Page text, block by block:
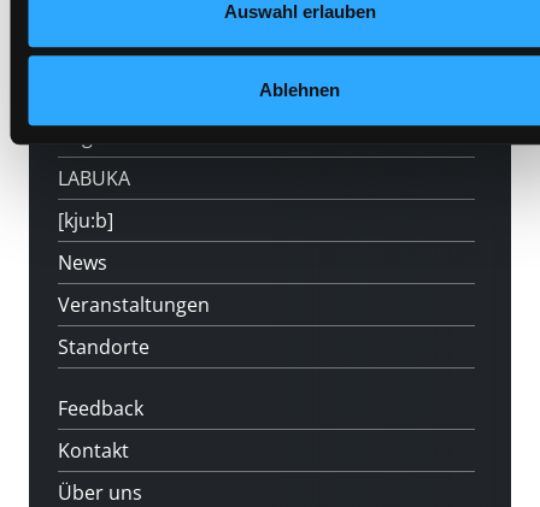
Auswahl erlauben
Ablehnen
Hotline (Mo-Fr 9 bis 17 Uhr): 0316 872-
Angebote
LABUKA
[kju:b]
News
Veranstaltungen
Standorte
Feedback
Kontakt
Über uns